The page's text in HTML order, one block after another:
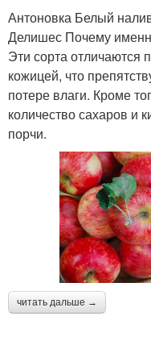
Антоновка Белый
Делишес Почему
Эти сорта отличаются
кожицей, что
потере влаги. Кроме
количество сахаров и
порчи.
читать дальше →